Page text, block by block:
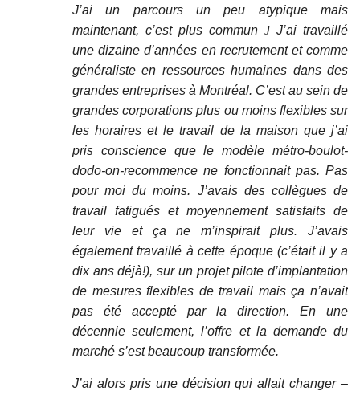
J’ai un parcours un peu atypique mais
maintenant, c’est plus commun JJ’ai travaillé
une dizaine d’années en recrutement et comme
généraliste en ressources humaines dans des
grandes entreprises à Montréal. C’est au sein de
grandes corporations plus ou moins flexibles sur
les horaires et le travail de la maison que j’ai
pris conscience que le modèle métro-boulot-
dodo-on-recommence ne fonctionnait pas. Pas
pour moi du moins. J’avais des collègues de
travail fatigués et moyennement satisfaits de
leur vie et ça ne m’inspirait plus. J’avais
également travaillé à cette époque (c’était il y a
dix ans déjà!), sur un projet pilote d’implantation
de mesures flexibles de travail mais ça n’avait
pas été accepté par la direction. En une
décennie seulement, l’offre et la demande du
marché s’est beaucoup transformée.
J’ai alors pris une décision qui allait changer –